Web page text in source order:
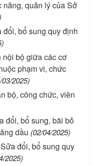
quản lý của Sở
bổ sung quy định
nội bộ giữa các cơ
phạm vi, chức
03/2025)
bộ, công chức, viên
đổi, bổ sung, bãi bỏ
dầu (02/04/2025)
đổi, bổ sung quy
2025)